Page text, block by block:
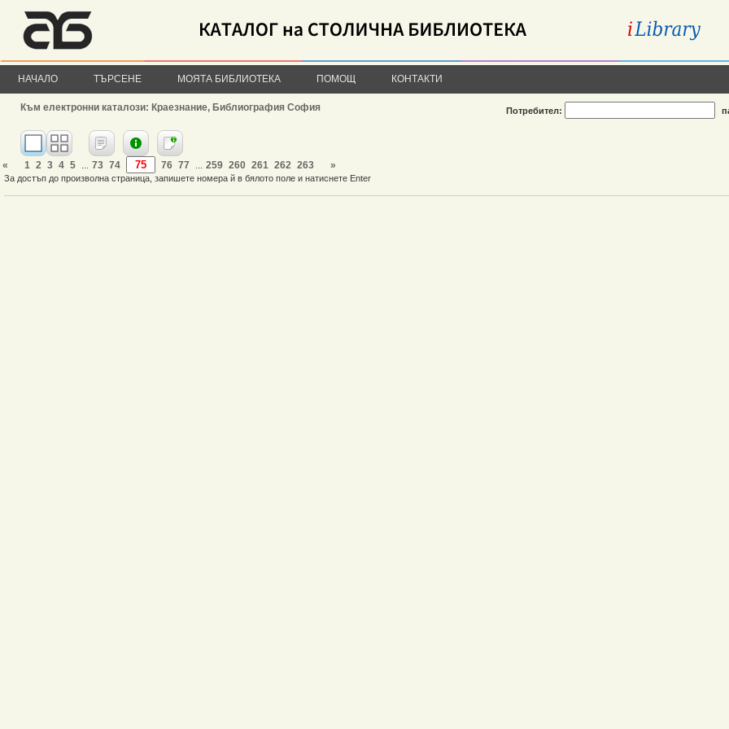
НАЧАЛО ТЪРСЕНЕ МОЯТА БИБЛИОТЕКА ПОМОЩ КОНТАКТИ
Към електронни каталози: Краезнание, Библиография София Потребител:
« 1 2 3 4 5 73 74 76 77 259 260 261 262 263 »
За достъп до произволна страница, запишете номера й в бялото поле и натиснете Enter